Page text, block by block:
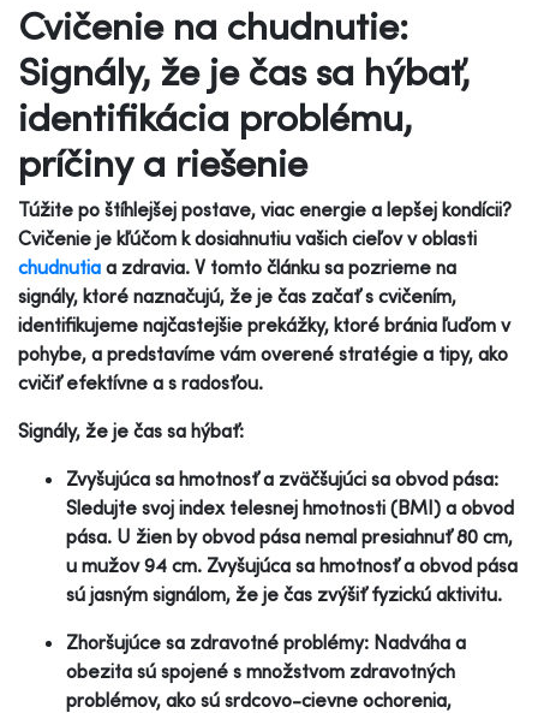
Cvičenie na chudnutie:
Signály, že je čas sa hýbať,
identifikácia problému,
príčiny a riešenie
Túžite po štíhlejšej postave, viac energie a lepšej kondícii?
Cvičenie je kľúčom k dosiahnutiu vašich cieľov v oblasti
chudnutia a zdravia. V tomto článku sa pozrieme na
signály, ktoré naznačujú, že je čas začať s cvičením,
identifikujeme najčastejšie prekážky, ktoré bránia ľuďom v
pohybe, a predstavíme vám overené stratégie a tipy, ako
cvičiť efektívne a s radosťou.
Signály, že je čas sa hýbať:
Zvyšujúca sa hmotnosť a zväčšujúci sa obvod pása:
Sledujte svoj index telesnej hmotnosti (BMI) a obvod
pása. U žien by obvod pása nemal presiahnuť 80 cm,
u mužov 94 cm. Zvyšujúca sa hmotnosť a obvod pása
sú jasným signálom, že je čas zvýšiť fyzickú aktivitu.
Zhoršujúce sa zdravotné problémy: Nadváha a
obezita sú spojené s množstvom zdravotných
problémov, ako sú srdcovo-cievne ochorenia,